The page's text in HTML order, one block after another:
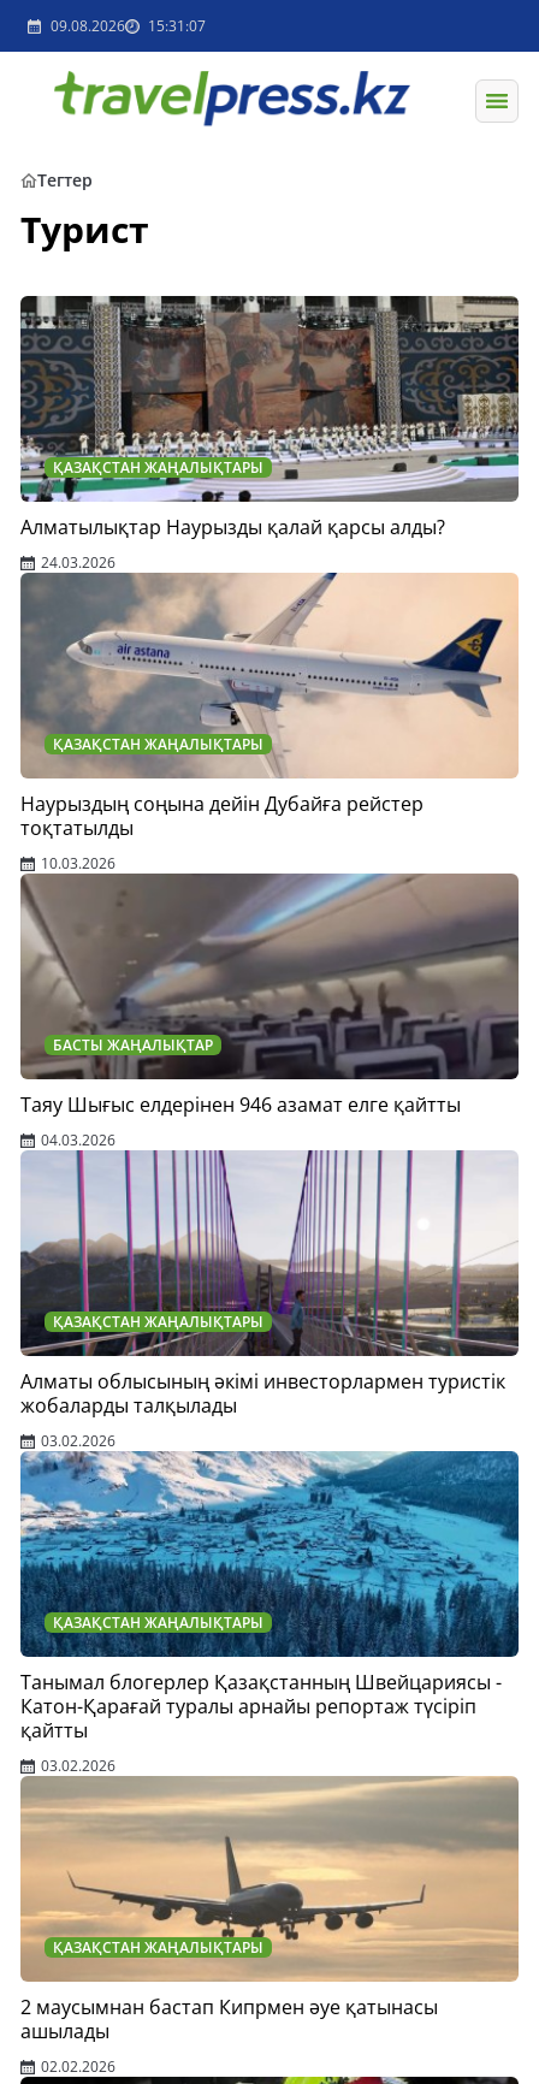
09.08.2026 15:31:07
Тегтер
Турист
ҚАЗАҚСТАН ЖАҢАЛЫҚТАРЫ
Алматылықтар Наурызды қалай қарсы алды?
24.03.2026
ҚАЗАҚСТАН ЖАҢАЛЫҚТАРЫ
Наурыздың соңына дейін Дубайға рейстер
тоқтатылды
10.03.2026
БАСТЫ ЖАҢАЛЫҚТАР
Таяу Шығыс елдерінен 946 азамат елге қайтты
04.03.2026
ҚАЗАҚСТАН ЖАҢАЛЫҚТАРЫ
Алматы облысының әкімі инвесторлармен туристік
жобаларды талқылады
03.02.2026
ҚАЗАҚСТАН ЖАҢАЛЫҚТАРЫ
Танымал блогерлер Қазақстанның Швейцариясы -
Катон-Қарағай туралы арнайы репортаж түсіріп
қайтты
03.02.2026
ҚАЗАҚСТАН ЖАҢАЛЫҚТАРЫ
2 маусымнан бастап Кипрмен әуе қатынасы
ашылады
02.02.2026